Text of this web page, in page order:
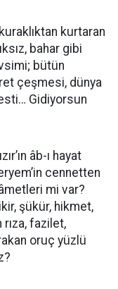
kurtaran
bahar gibi
bütün
çeşmesi, dünya
Gidiyorsun
âb-ı hayat
cennetten
mi var?
şükür, hikmet,
fazilet,
oruç yüzlü